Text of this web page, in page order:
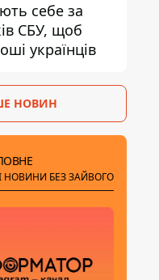
себе за
СБУ, щоб
українців
НОВИН
НОВИНИ БЕЗ ЗАЙВОГО